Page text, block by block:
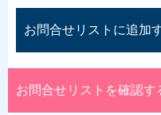
お問合せリストに追加
お問合せリストを確認す